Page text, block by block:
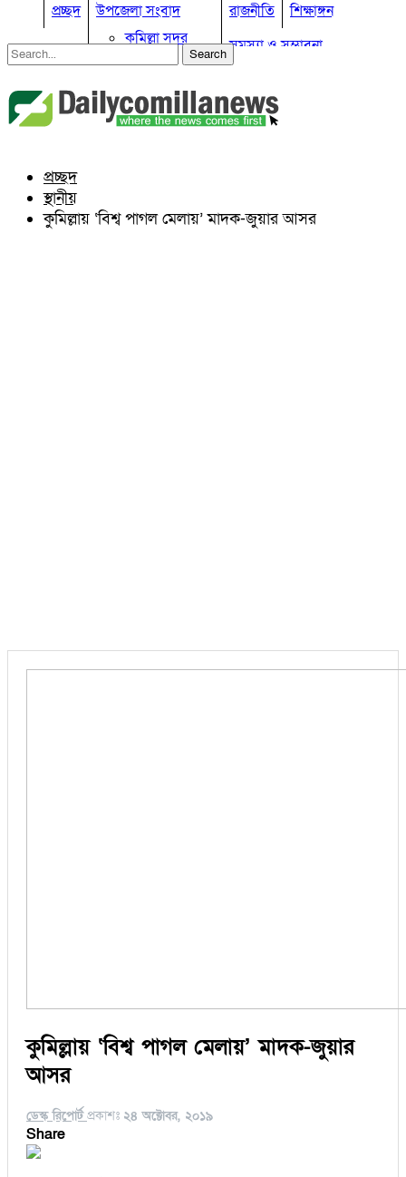
প্রচ্ছদ
উপজেলা সংবাদ
কুমিল্লা সদর
কুমিল্লা সদর দক্ষিণ
ব্রাহ্মণপাড়া
লাকসাম
লালমাই
রাজনীতি
শিক্ষাঙ্গন
সমস্যা ও সম্ভাবনা
কুমিল্লা ভোটের হাওয়া
কুমিল্লার ঐতিহ্য
প্রচ্ছদ
স্থানীয়
কুমিল্লায় ‘বিশ্ব পাগল মেলায়’ মাদক-জুয়ার আসর
কুমিল্লায় ‘বিশ্ব পাগল মেলায়’ মাদক-জুয়ার
আসর
ডেস্ক রিপোর্ট প্রকাশঃ ২৪ অক্টোবর, ২০১৯
Share